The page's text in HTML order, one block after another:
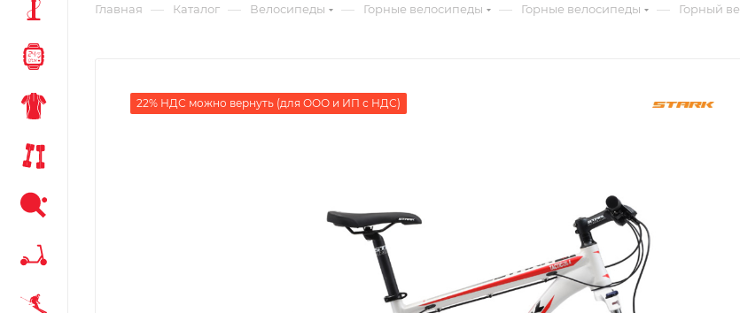
Главная — Каталог — Велосипеды — Горные велосипеды — Горные велосипеды — Горный
22% НДС можно вернуть (для ООО и ИП с НДС)